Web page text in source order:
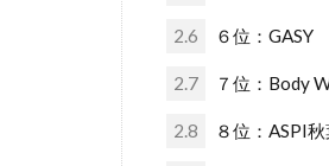
2.6 ６位：GASY
2.7 ７位：Body
2.8 ８位：ASPI